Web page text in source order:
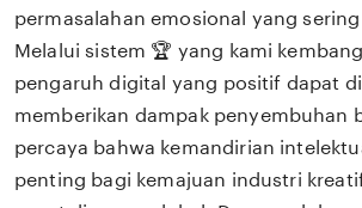
permasalahan emosional yang
Melalui sistem 🏆 yang kami
pengaruh digital yang positif dapat
memberikan dampak penyembuhan
percaya bahwa kemandirian
penting bagi kemajuan industri